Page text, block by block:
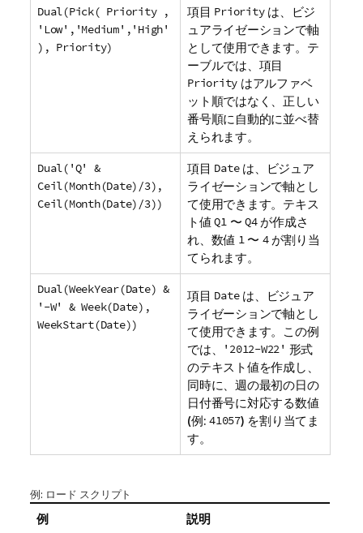
Dual(Pick( Priority ,
'Low','Medium','High'
), Priority)
項目 Priorityは、ビジ
ュアライゼーションで軸
として使用できます。テ
ーブルでは、項目
Priority はアルファベ
ット順ではなく、正しい
番号順に自動的に並べ替
えられます。
Dual('Q' &
Ceil(Month(Date)/3),
Ceil(Month(Date)/3))
項目 Dateは、ビジュア
ライゼーションで軸とし
て使用できます。テキス
ト値Q1〜 Q4が作成さ
れ、数値 1〜 4が割り当
てられます。
Dual(WeekYear(Date) &
'-W' & Week(Date),
WeekStart(Date))
項目 Dateは、ビジュア
ライゼーションで軸とし
て使用できます。この例
では、
'2012-W22' 形式
のテキスト値を作成し、
同時に、週の最初の日の
日付番号に対応する数値
(例: 41057) を割り当てま
す。
例: ロード スクリプト
例 説明